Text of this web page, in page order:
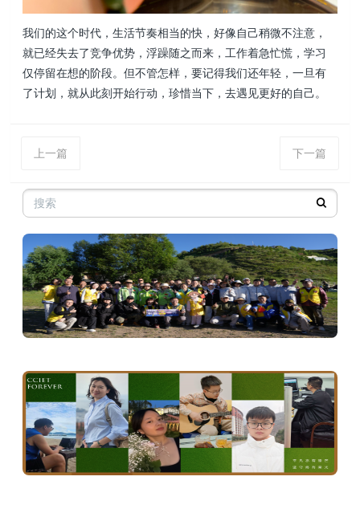
我们的这个时代，生活节奏相当的快，好像自己稍微不注意，
就已经失去了竞争优势，浮躁随之而来，工作着急忙慌，学习
仅停留在想的阶段。但不管怎样，要记得我们还年轻，一旦有
了计划，就从此刻开始行动，珍惜当下，去遇见更好的自己。
上一篇 下一篇